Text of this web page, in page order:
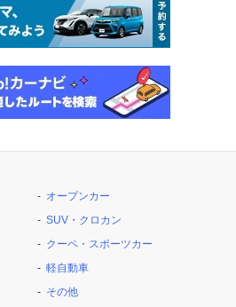
オープンカー
SUV・クロカン
クーペ・スポーツカー
軽自動車
その他